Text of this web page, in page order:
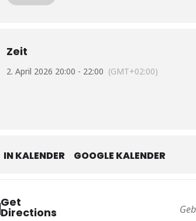
02.04.2026, Start: 20:00 Uhr / Eintritt 35,00 Euro
Zeit
2. April 2026 20:00 - 22:00 (GMT+02:00)
IN KALENDER GOOGLE KALENDER
Get
Directions